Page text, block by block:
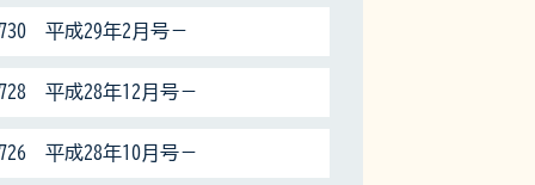
平成29年2月号－
平成28年12月号－
平成28年10月号－